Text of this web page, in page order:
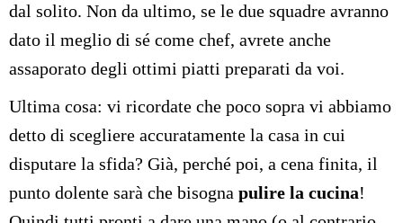
dal solito. Non da ultimo, se le due squadre avranno
dato il meglio di sé come chef, avrete anche
assaporato degli ottimi piatti preparati da voi.
Ultima cosa: vi ricordate che poco sopra vi abbiamo
detto di scegliere accuratamente la casa in cui
disputare la sfida? Già, perché poi, a cena finita, il
punto dolente sarà che bisogna pulire la cucina!